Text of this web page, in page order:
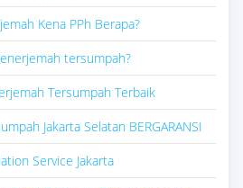
Kena PPh Berapa?
tersumpah?
Tersumpah Terbaik
Jakarta Selatan BERGARANSI
Service Jakarta